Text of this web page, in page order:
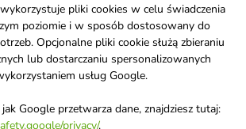
pliki cookies w celu świadczenia
poziomie i w sposób dostosowany do
Opcjonalne pliki cookie służą zbieraniu
lub dostarczaniu spersonalizowanych
usług Google.
Google przetwarza dane, znajdziesz tutaj:
privacy/.